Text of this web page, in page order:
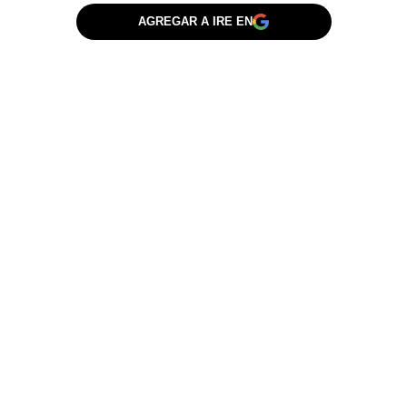
AGREGAR A IRE EN